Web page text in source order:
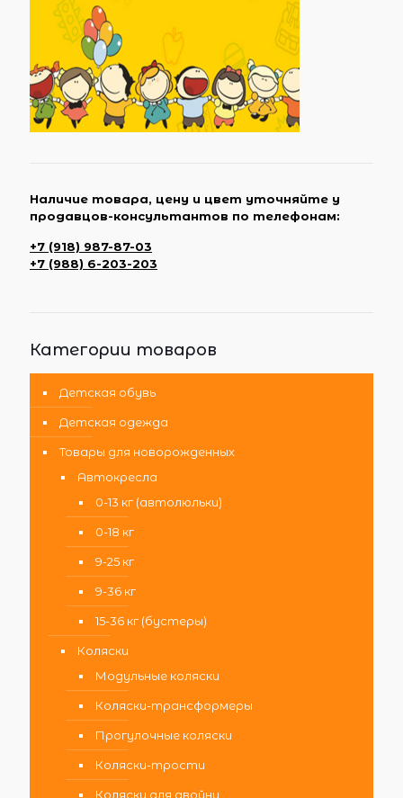
Наличие товара, цену и цвет уточняйте у
продавцов-консультантов по телефонам:
+7 (918) 987-87-03
+7 (988) 6-203-203
Категории товаров
Детская обувь
Детская одежда
Товары для новорожденных
Автокресла
0-13 кг (автолюльки)
0-18 кг
9-25 кг
9-36 кг
15-36 кг (бустеры)
Коляски
Модульные коляски
Коляски-трансформеры
Прогулочные коляски
Коляски-трости
Коляски для двойни